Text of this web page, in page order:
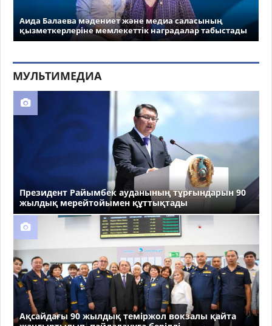
Аида Балаева мәдениет және медиа саласының
қызметкерлеріне мемлекеттік наградалар табыстады
МУЛЬТИМЕДИА
Президент Райымбек ауданының тұрғындарын 90
жылдық мерейтойымен құттықтады
Ақсайдағы 90 жылдық теміржол вокзалы қайта